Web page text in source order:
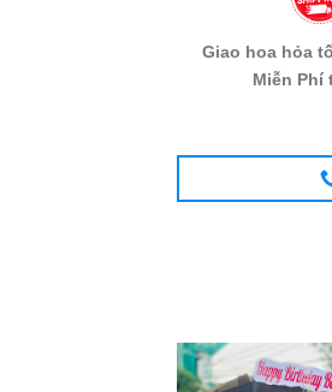
Giao hoa hỏa
Miễn Phí